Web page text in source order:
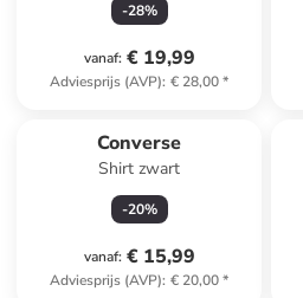
-28%
vanaf: € 19,99
Adviesprijs (AVP): € 28,00*
Converse
Shirt zwart
-20%
vanaf: € 15,99
Adviesprijs (AVP): € 20,00*